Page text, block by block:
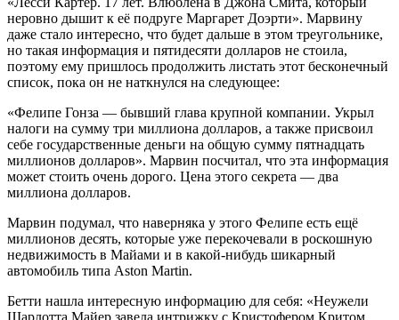
неровно дышит к её подруге Маргарет Доэрти». Марвину
даже стало интересно, что будет дальше в этом треугольнике,
но такая информация и пятидесяти долларов не стоила,
поэтому ему пришлось продолжить листать этот бесконечный
список, пока он не наткнулся на следующее:
«Фелипе Гонза — бывший глава крупной компании. Укрыл
налоги на сумму три миллиона долларов, а также присвоил
себе государственные деньги на общую сумму пятнадцать
миллионов долларов». Марвин посчитал, что эта информация
может стоить очень дорого. Цена этого секрета — два
миллиона долларов.
Марвин подумал, что наверняка у этого Фелипе есть ещё
миллионов десять, которые уже перекочевали в роскошную
недвижимость в Майами и в какой-нибудь шикарный
автомобиль типа Aston Martin.
Бетти нашла интересную информацию для себя: «Неужели
Шарлотта Майер завела интрижку с Кристофером Критом,